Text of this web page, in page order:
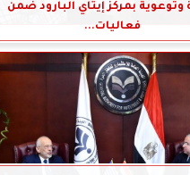
وتوعوية بمركز إيتاي البارود ضمن
فعاليات...